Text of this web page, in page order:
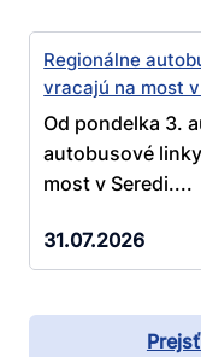
Regionálne
vracajú na most
Od pondelka 3.
autobusové
most v Seredi....
31.07.2026